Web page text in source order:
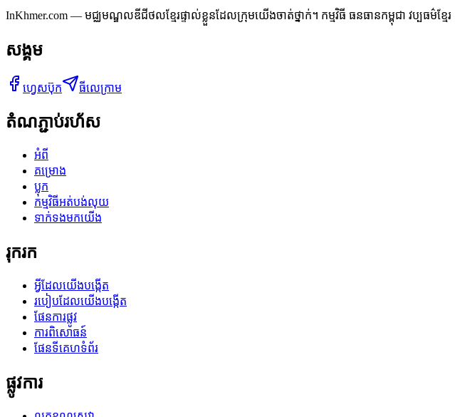
InKhmer.com — មជ្ឈមណ្ឌលឌីជីថលខ្មែរផ្ទាល់ខ្លួនដែលក្រុមយើងចាត់ថ្នាក់។ កម្មវិធី ធនធានកម្ពុជា វប្បធម៌
សង្គម
ហ្វេសប៊ុក ធីលេក្រាម
តំណភ្ជាប់រហ័ស
អំពី
គម្រោង
ប្លុក
កម្មវិធីអត់បង់លុយ
ទាក់ទងមកយើង
រុករក
អ្វីដែលយើងបង្កើត
របៀបដែលយើងបង្កើត
ផែនការផ្លូវ
ការពិសោធន៍
ផែនទីគេហទំព័រ
ផ្លូវការ